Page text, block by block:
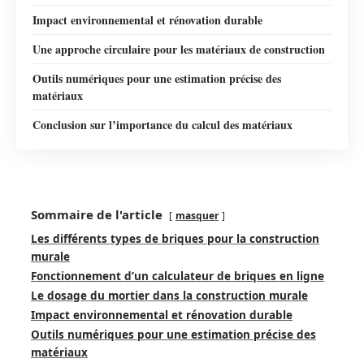
Impact environnemental et rénovation durable
Une approche circulaire pour les matériaux de construction
Outils numériques pour une estimation précise des
matériaux
Conclusion sur l’importance du calcul des matériaux
Sommaire de l'article masquer
Les différents types de briques pour la construction
murale
Fonctionnement d’un calculateur de briques en ligne
Le dosage du mortier dans la construction murale
Impact environnemental et rénovation durable
Outils numériques pour une estimation précise des
matériaux